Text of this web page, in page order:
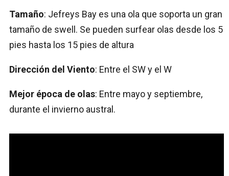
Tamaño: Jefreys Bay es una ola que soporta un gran
tamaño de swell. Se pueden surfear olas desde los 5
pies hasta los 15 pies de altura
Dirección del Viento: Entre el SW y el W
Mejor época de olas: Entre mayo y septiembre,
durante el invierno austral.